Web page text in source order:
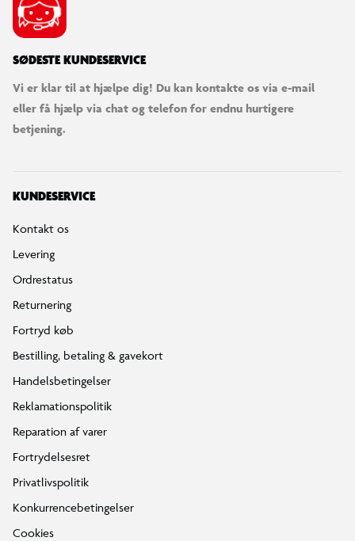
SØDESTE KUNDESERVICE
Vi er klar til at hjælpe dig! Du kan kontakte os via e-mail
eller få hjælp via chat og telefon for endnu hurtigere
betjening.
KUNDESERVICE
Kontakt os
Levering
Ordrestatus
Returnering
Fortryd køb
Bestilling, betaling & gavekort
Handelsbetingelser
Reklamationspolitik
Reparation af varer
Fortrydelsesret
Privatlivspolitik
Konkurrencebetingelser
Cookies